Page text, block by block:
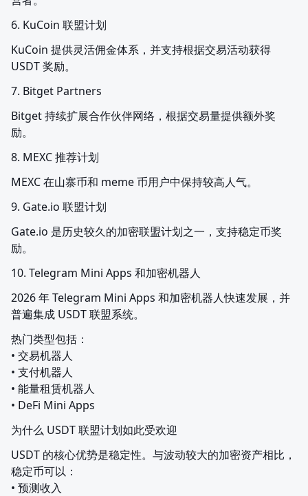
6. KuCoin 联盟计划
KuCoin 提供灵活佣金体系，并支持根据交易活动获得
USDT 奖励。
7. Bitget Partners
Bitget 持续扩展合作伙伴网络，根据交易量提供额外奖
励。
8. MEXC 推荐计划
MEXC 在山寨币和 meme 币用户中保持较高人气。
9. Gate.io 联盟计划
Gate.io 是历史较久的加密联盟计划之一，支持稳定币奖
励。
10. Telegram Mini Apps 和加密机器人
2026 年 Telegram Mini Apps 和加密机器人快速发展，并
普遍集成 USDT 联盟系统。
热门类型包括：
• 交易机器人
• 支付机器人
• 能量租赁机器人
• DeFi Mini Apps
为什么 USDT 联盟计划如此受欢迎
USDT 的核心优势是稳定性。与波动较大的加密资产相比，
稳定币可以：
• 预测收入